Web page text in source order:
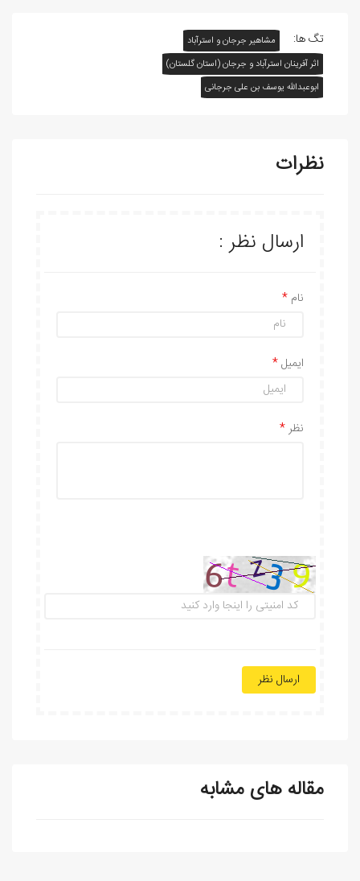
تگ ها:
مشاهیر جرجان و استرآباد
اثر آفرينان استرآباد و جرجان (استان گلستان)
ابوعبدالله يوسف بن علی جرجانی
نظرات
ارسال نظر :
نام
ایمیل
نظر
ارسال نظر
مقاله های مشابه